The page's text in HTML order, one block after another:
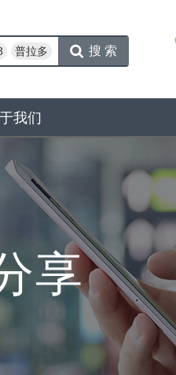
普拉多 搜索
我们
享